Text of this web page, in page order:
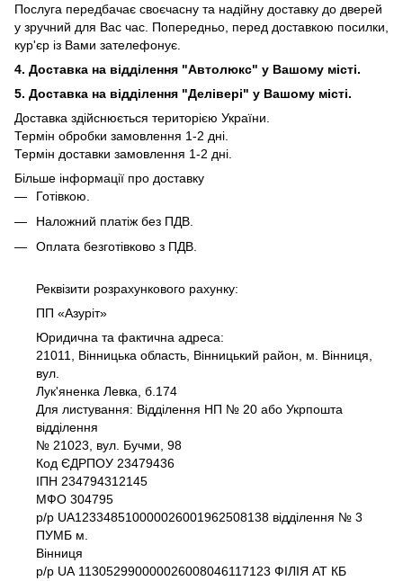
Послуга передбачає своєчасну та надійну доставку до дверей
у зручний для Вас час. Попередньо, перед доставкою посилки,
кур'єр із Вами зателефонує.
4. Доставка на відділення "Автолюкс" у Вашому місті.
5. Доставка на відділення "Делівері" у Вашому місті.
Доставка здійснюється територією України.
Термін обробки замовлення 1-2 дні.
Термін доставки замовлення 1-2 дні.
Більше інформації про доставку
Готівкою.
Наложний платіж без ПДВ.
Оплата безготівково з ПДВ.
Реквізити розрахункового рахунку:
ПП «Азуріт»
Юридична та фактична адреса:
21011, Вінницька область, Вінницький район, м. Вінниця,
вул.
Лук'яненка Левка, б.174
Для листування: Відділення НП № 20 або Укрпошта
відділення
№ 21023, вул. Бучми, 98
Код ЄДРПОУ 23479436
IПH 234794312145
МФО 304795
р/р UA123348510000026001962508138 відділення № 3
ПУМБ м.
Вінниця
р/р UА 113052990000026008046117123 ФІЛІЯ АТ КБ